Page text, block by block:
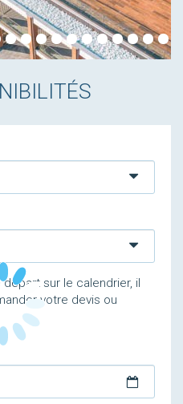
sur le calendrier, il
votre devis ou